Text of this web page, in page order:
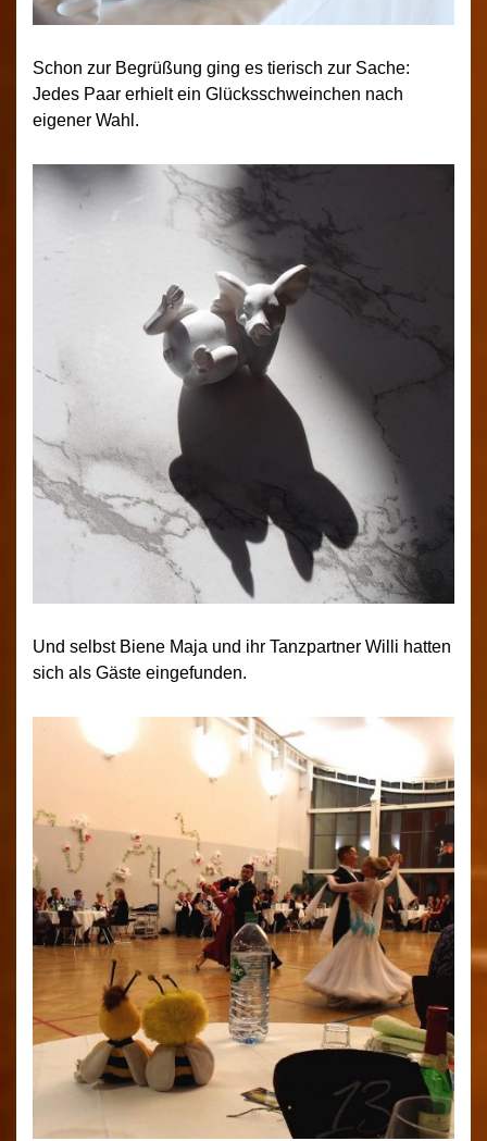
Schon zur Begrüßung ging es tierisch zur Sache:
Jedes Paar erhielt ein Glücksschweinchen nach
eigener Wahl.
Und selbst Biene Maja und ihr Tanzpartner Willi hatten
sich als Gäste eingefunden.